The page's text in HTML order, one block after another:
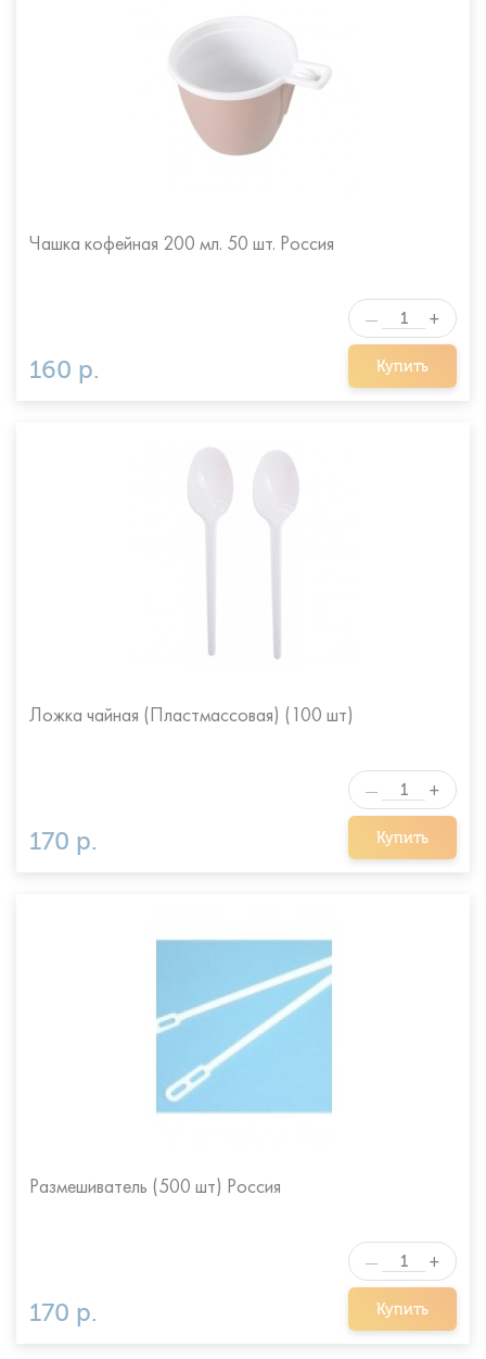
Чашка кофейная 200 мл. 50 шт. Россия
160 р. Купить
— +
Ложка чайная (Пластмассовая) (100 шт)
170 р. Купить
— +
Размешиватель (500 шт) Россия
170 р. Купить
— +